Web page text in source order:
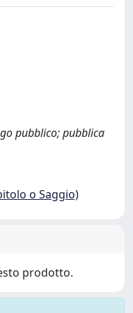
pubblico; pubblica
o Saggio)
prodotto.